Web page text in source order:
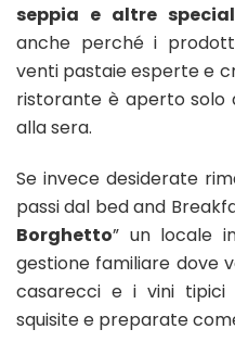
seppia e altre
anche perché i
venti pastaie esperte e
ristorante è aperto solo
alla sera.
Se invece desiderate
passi dal bed and
Borghetto” un locale
gestione familiare dove
casarecci e i vini tipici
squisite e preparate